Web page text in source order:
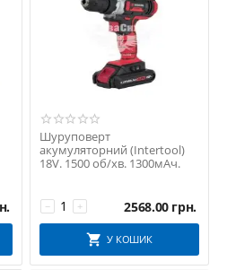
Шуруповерт
акумуляторний (Intertool)
18V. 1500 об/хв. 1300мАч.
+
− 2568.00 грн.
У КОШИК